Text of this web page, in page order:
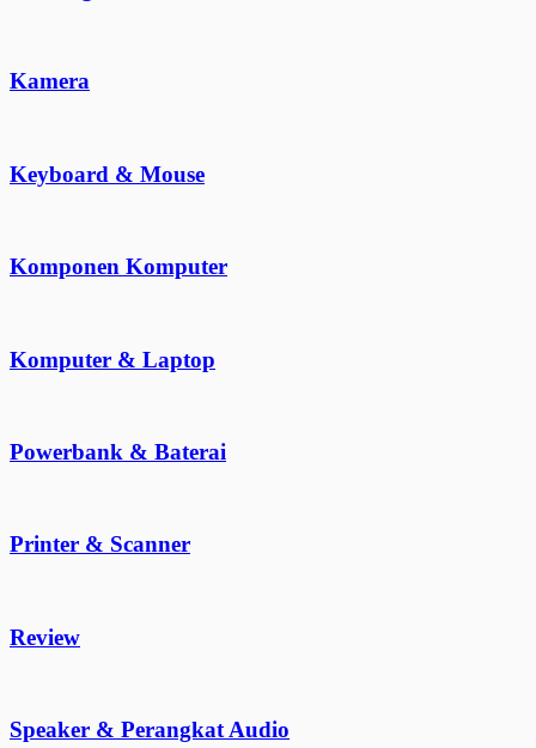
Kamera
Keyboard & Mouse
Komponen Komputer
Komputer & Laptop
Powerbank & Baterai
Printer & Scanner
Review
Speaker & Perangkat Audio